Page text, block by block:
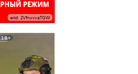
erid: 2VfnxvvaTGW
18+